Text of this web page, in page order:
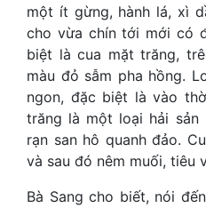
một ít gừng, hành lá, xì
cho vừa chín tới mới có
biệt là cua mặt trăng,
màu đỏ sẫm pha hồng.
ngon, đặc biệt là vào
trăng là một loại hải sản
rạn san hô quanh đảo.
và sau đó nêm muối, tiêu
Bà Sang cho biết, nói